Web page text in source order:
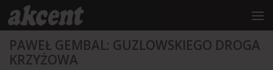
treści
Przejdź do treści
PAWEŁ GEMBAL: GUZLOWSKIEGO DROGA
KRZYŻOWA